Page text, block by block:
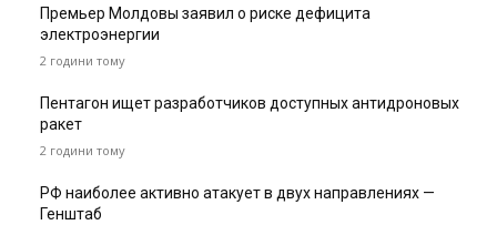
Премьер Молдовы заявил о риске дефицита
электроэнергии
2 години тому
Пентагон ищет разработчиков доступных антидроновых
ракет
2 години тому
РФ наиболее активно атакует в двух направлениях —
Генштаб